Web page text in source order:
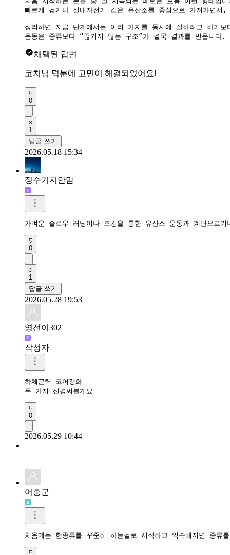
빠르게 걷기나 실내자전거 같은 유산소를 중심으로 가져가면
정리하면 지금 단계에서는 여러 가지를 동시에 잘하려고 하
운동은 종류보다 “끊기지 않는 구조”가 결국 결과를 만듭니다.
채택된 답변
코치님 덕분에 고민이 해결되었어요!
0
1
답글 쓰기
2026.05.18 15:34
정수기지안맘
가벼운 슬로우 러닝이나 조깅을 통한 유산소 운동과 계단오르
0
1
답글 쓰기
2026.05.28 19:53
영선이302
작성자
하체근력 코어강화
두 가지 신경써볼게요
0
2026.05.29 10:44
어흥군
처음에는 한종류를 꾸준히 하는걸로 시작하고 익숙해지면 종류